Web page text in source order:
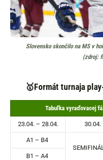
Slovensko skončilo na MS v
(zdroj:
🥇Formát turnaja
Tabuľka vyraďovacej
23.04. – 28.04. 30.04.
A1 – B4
B1 – A4